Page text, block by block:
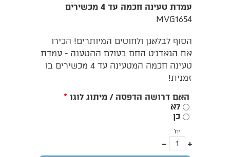
עמדת טעינה חכמה עד 4 מכשירים
MVG1654
הסוף לבלאגן ולחוטים המיותרים! הכירו
את הגאדג'ט החם בעולם ההטענה - עמדת
טעינה חכמה המטעינה עד 4 מכשירים בו
זמנית!
האם דרושה הדפסה / מיתוג לוגו *
לא
כן
יח'
עוד
אחד